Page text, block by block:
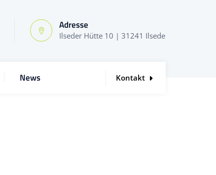
Adresse
Ilseder Hütte 10 | 31241 Ilsede
News Kontakt